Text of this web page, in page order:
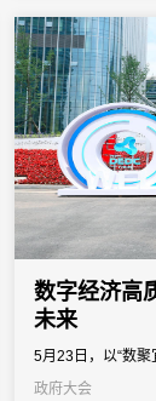
数字经济高
未来
5月23日，以“数
暨宜宾数字新基建
政府大会